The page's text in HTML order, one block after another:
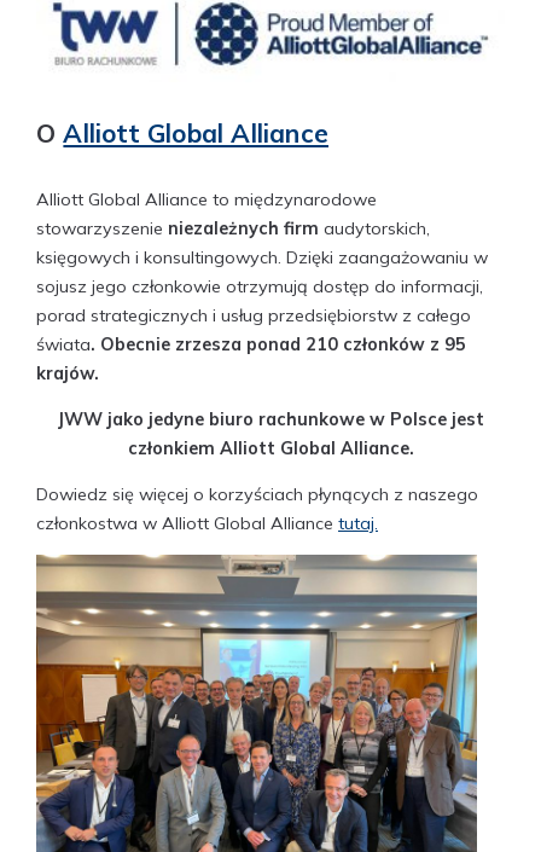
OAlliott Global Alliance
Alliott Global Alliance to międzynarodowe
stowarzyszenie niezależnych firm audytorskich,
księgowych i konsultingowych. Dzięki zaangażowaniu w
sojusz jego członkowie otrzymują dostęp do informacji,
porad strategicznych i usług przedsiębiorstw z całego
świata. Obecnie zrzesza ponad 210 członków z 95
krajów.
JWW jako jedyne biuro rachunkowe w Polsce jest
członkiem Alliott Global Alliance.
Dowiedz się więcej o korzyściach płynących z naszego
członkostwa w Alliott Global Alliance tutaj.